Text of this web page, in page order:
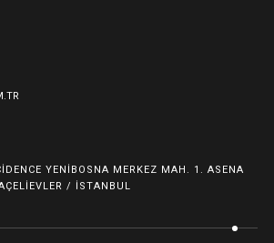
YENIBOSNA MERKEZ MAH. 1. ASENA
/ İSTANBUL